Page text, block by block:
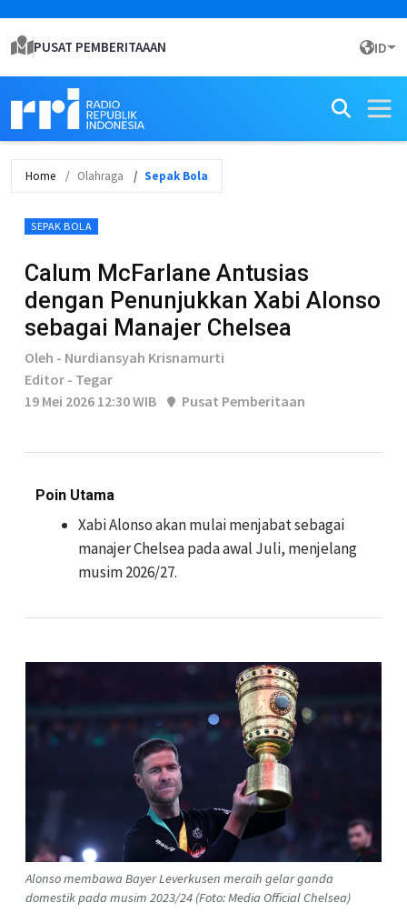
PUSAT PEMBERITAAAN ID
Home Olahraga Sepak Bola
SEPAK BOLA
Calum McFarlane Antusias
dengan Penunjukkan Xabi Alonso
sebagai Manajer Chelsea
Oleh - Nurdiansyah Krisnamurti
Editor - Tegar
19 Mei 2026 12:30 WIB
Pusat Pemberitaan
Poin Utama
Xabi Alonso akan mulai menjabat sebagai
manajer Chelsea pada awal Juli, menjelang
musim 2026/27.
Alonso membawa Bayer Leverkusen meraih gelar ganda
domestik pada musim 2023/24 (Foto: Media Official Chelsea)